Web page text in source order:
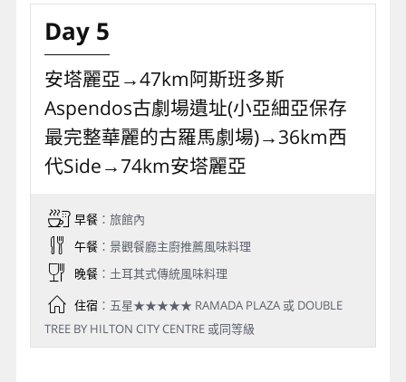
安塔利亞著名的杜頓瀑布公園不但有著瀑布河流之美，
更有原始味十足的林相。搭乘遊船在湛藍的海水中欣賞
杜頓瀑布傾瀉而下的壯觀，其磅礡的氣勢令人嘆為觀
止。
【下車參觀】安塔麗亞舊城區。
【特別安排】杜頓瀑布遊船(如遇船班停開，擇改參觀杜
頓瀑布公園)。
Day 5
安塔麗亞→47km阿斯班多斯
Aspendos古劇場遺址(小亞細亞保存
最完整華麗的古羅馬劇場)→36km西